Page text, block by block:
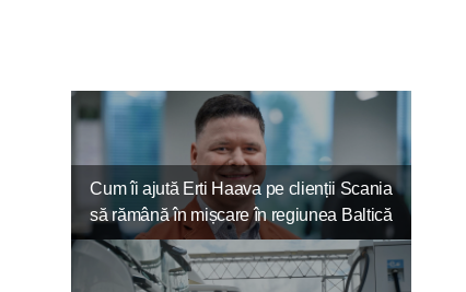
Cum îi ajută Erti Haava pe clienții Scania
să rămână în mișcare în regiunea Baltică